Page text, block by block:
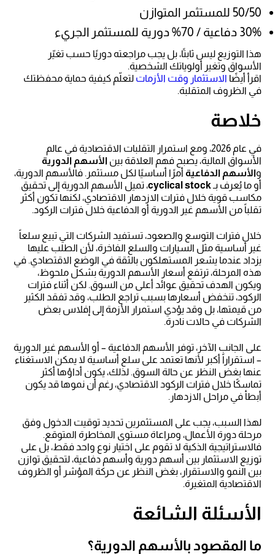
50/50 للمستثمر المتوازن
30% دفاعية / 70% دورية للمستثمر الجريء
هذا التوزيع ليس ثابتًا، بل يجب مراجعته دوريًا حسب تغيّر
الأسواق وتغير أولوياتك الشخصية.
اقرأ أيضًا الاستثمار وقت الأزمات لتعلّم كيفية حماية محفظتك
في الظروف المتقلبة.
خلاصة
في عام 2026، ومع استمرار التقلبات الاقتصادية في عالم
الأسواق المالية، يصبح فهم العلاقة بين الأسهم الدورية
والأسهم الدفاعية أمرًا أساسيًا لكل مستثمر. فالأسهم الدورية،
أو ما يُعرف بـcyclical stock، تميل الأسهم الدورية إلى تحقيق
مكاسب قوية خلال فترات الازدهار الاقتصادي، لكنها تكون أكثر
تقلباً من الأسهم غير الدورية أو الدفاعية خلال فترات الركود.
خلال فترات التوسع والصعود، تستفيد الشركات التي تبيع سلعاً
غير أساسية مثل السيارات والسلع الفاخرة، لأن الطلب عليها
يزداد عندما يشعر المستهلكون بالثقة في الوضع الاقتصادي. في
هذه المرحلة، ترتفع أسعار الأسهم الدورية بشكل ملحوظ،
ويكون الهدف تحقيق عوائد أعلى من السوق. لكن أثناء فترات
الركود، تنخفض أسعارها بسبب تراجع الطلب، وقد تفقد الكثير
من قيمتها، بل وقد يؤدي استمرار الأزمة إلى إفلاس بعض
الشركات في حالات نادرة.
على الجانب الآخر، توفر الأسهم الدفاعية – أو الأسهم غير الدورية
– استقراراً أكبر لأنها تعتمد على سلع أساسية لا يمكن الاستغناء
عنها بغض النظر عن حالة السوق. لذلك، يكون أداؤها أكثر
تماسكًا خلال فترات الركود الاقتصادي، رغم أن نموها قد يكون
أبطأ في مراحل الازدهار.
لهذا السبب، يجب على المستثمرين تحديد توقيت الدخول وفق
مرحلة دورة الأعمال، ومراعاة مستوى المخاطرة المتوقع.
فالاستراتيجية الذكية لا تقوم على اختيار نوع واحد فقط، بل على
توزيع الاستثمار بين أسهم دورية وأسهم دفاعية، لتحقيق توازن
بين النمو والاستقرار، بغض النظر عن حركة المؤشر أو الظروف
الاقتصادية المتغيرة.
الأسئلة الشائعة
ما المقصود بالأسهم الدورية؟